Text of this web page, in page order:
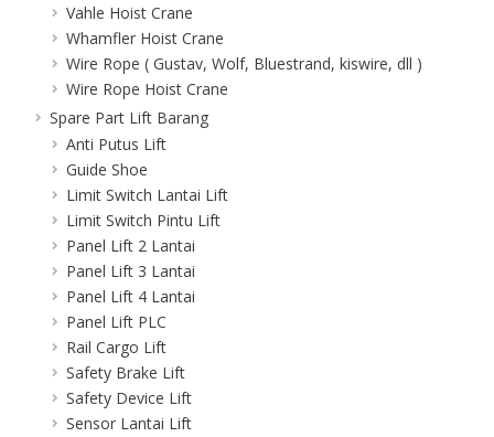
Vahle Hoist Crane
Whamfler Hoist Crane
Wire Rope ( Gustav, Wolf, Bluestrand, kiswire, dll )
Wire Rope Hoist Crane
Spare Part Lift Barang
Anti Putus Lift
Guide Shoe
Limit Switch Lantai Lift
Limit Switch Pintu Lift
Panel Lift 2 Lantai
Panel Lift 3 Lantai
Panel Lift 4 Lantai
Panel Lift PLC
Rail Cargo Lift
Safety Brake Lift
Safety Device Lift
Sensor Lantai Lift